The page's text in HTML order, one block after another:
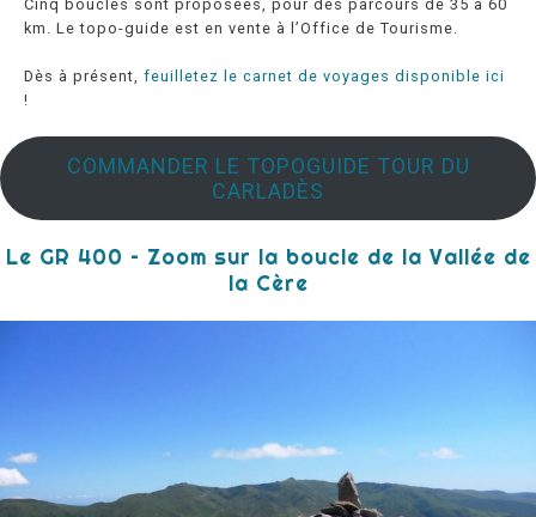
Cinq boucles sont proposées, pour des parcours de 35 à 60
km. Le topo-guide est en vente à l’Office de Tourisme.
Dès à présent, feuilletez le carnet de voyages disponible ici
!
COMMANDER LE TOPOGUIDE TOUR DU
CARLADÈS
Le GR 400 – Zoom sur la boucle de la Vallée de
la Cère